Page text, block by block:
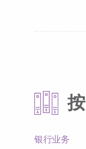
银行业务